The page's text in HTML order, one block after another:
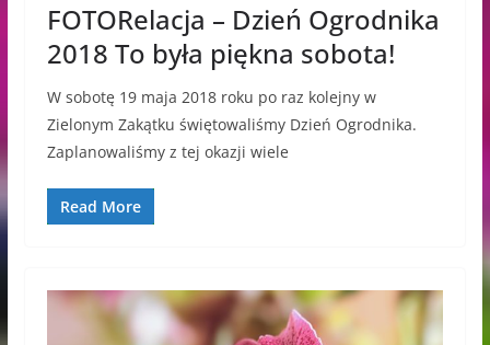
FOTORelacja – Dzień Ogrodnika
2018 To była piękna sobota!
W sobotę 19 maja 2018 roku po raz kolejny w
Zielonym Zakątku świętowaliśmy Dzień Ogrodnika.
Zaplanowaliśmy z tej okazji wiele
Read More